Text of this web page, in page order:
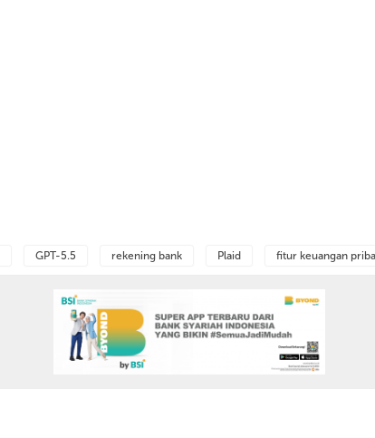
GPT-5.5 rekening bank Plaid fitur keuangan